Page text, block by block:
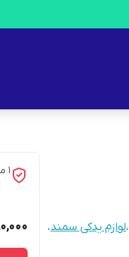
،لوازم یدکی سمند،
1 ماهه